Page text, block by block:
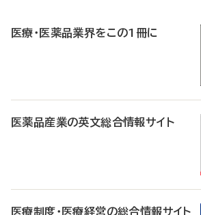
医療・医薬品業界をこの1冊に
医薬品産業の英文総合情報サイト
医療制度・医療経営の総合情報サイト